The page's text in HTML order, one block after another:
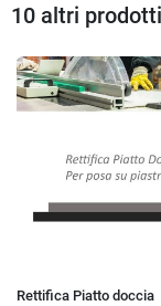
10 altri
Rettifica Piatto doccia